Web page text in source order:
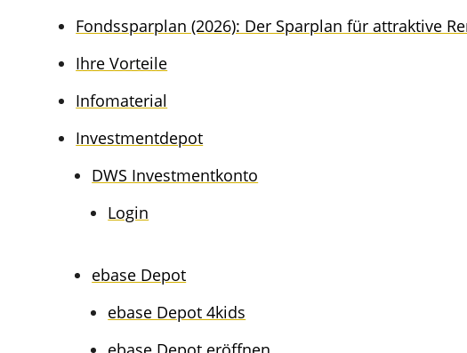
Fonds­spar­plan (2026): Der Sparplan für attrak­ti­ve
Ihre Vortei­le
Infoma­te­ri­al
Invest­ment­de­pot
DWS Invest­ment­kon­to
Login
ebase Depot
ebase Depot 4kids